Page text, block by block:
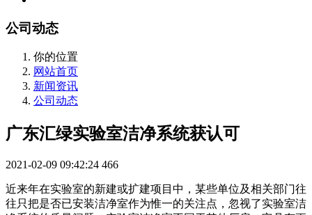
公司动态
你的位置
网站首页
新闻资讯
公司动态
广东汇绿实验室洁净系统获认可
2021-02-09 09:42:24 466
近来年在实验室的新建或扩建项目中，某些单位及相关部门往
往只把是否已安装洁净室作为惟一的关注点，忽视了实验室洁